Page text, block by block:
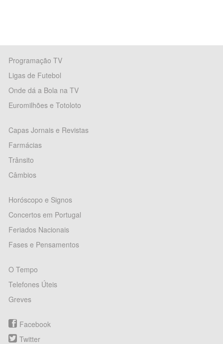
Programação TV
Ligas de Futebol
Onde dá a Bola na TV
Euromilhões e Totoloto
Capas Jornais e Revistas
Farmácias
Trânsito
Câmbios
Horóscopo e Signos
Concertos em Portugal
Feriados Nacionais
Fases e Pensamentos
O Tempo
Telefones Úteis
Greves
Facebook
Twitter